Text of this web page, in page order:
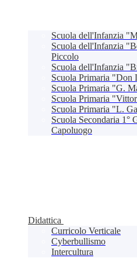
Scuola dell'Infanzia
Scuola dell'Infanzia
Piccolo
Scuola dell'Infanzia
Scuola Primaria
Scuola Primaria "G.
Scuola Primaria
Scuola Primaria "L.
Scuola Secondaria 1°
Capoluogo
Didattica
Curricolo Verticale
Cyberbullismo
Intercultura